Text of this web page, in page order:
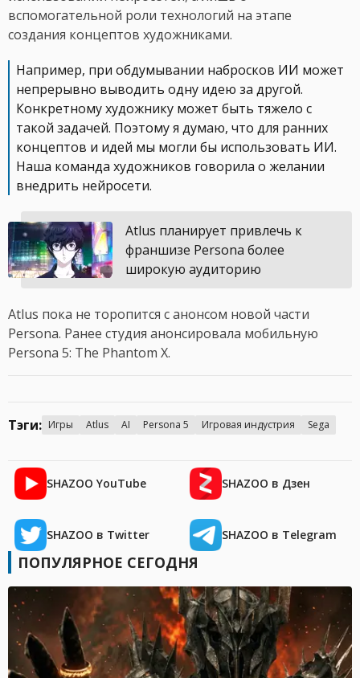
вспомогательной роли технологий на этапе
создания концептов художниками.
Например, при обдумывании набросков ИИ может
непрерывно выводить одну идею за другой.
Конкретному художнику может быть тяжело с
такой задачей. Поэтому я думаю, что для ранних
концептов и идей мы могли бы использовать ИИ.
Наша команда художников говорила о желании
внедрить нейросети.
Atlus планирует привлечь к
франшизе Persona более
широкую аудиторию
Atlus пока не торопится с анонсом новой части
Persona. Ранее студия анонсировала мобильную
Persona 5: The Phantom X.
Тэги: Игры Atlus AI Persona 5 Игровая индустрия Sega
SHAZOO YouTube SHAZOO в Дзен
SHAZOO в Twitter SHAZOO в Telegram
ПОПУЛЯРНОЕ СЕГОДНЯ